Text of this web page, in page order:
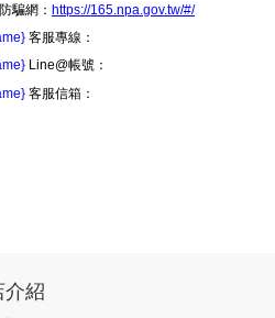
騙網： https://165.npa.gov.tw/#/
客服專線：
Line@帳號：
客服信箱：
紹